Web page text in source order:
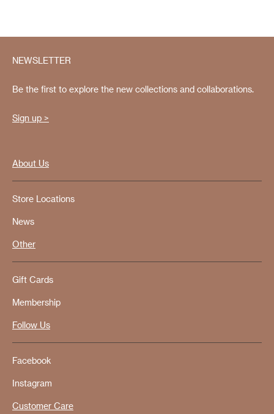
NEWSLETTER
Be the first to explore the new collections and collaborations.
Sign up >
About Us
Store Locations
News
Other
Gift Cards
Membership
Follow Us
Facebook
Instagram
Customer Care